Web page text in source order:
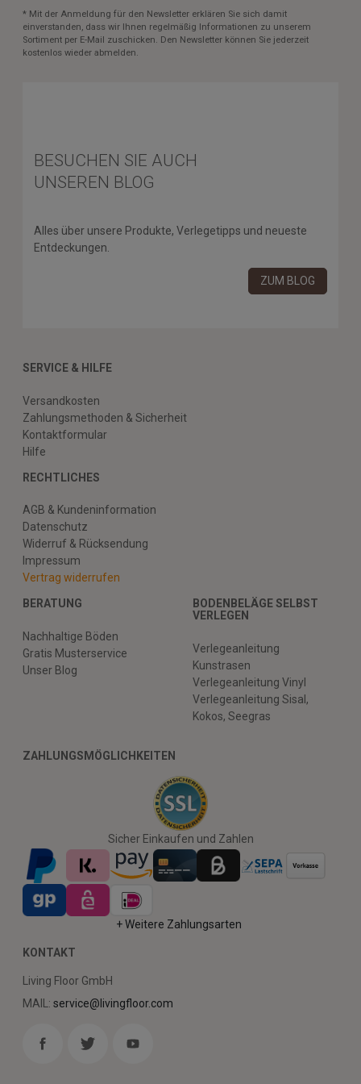
* Mit der Anmeldung für den Newsletter erklären Sie sich damit
einverstanden, dass wir Ihnen regelmäßig Informationen zu unserem
Sortiment per E-Mail zuschicken. Den Newsletter können Sie jederzeit
kostenlos wieder abmelden.
BESUCHEN SIE AUCH
UNSEREN BLOG
Alles über unsere Produkte, Verlegetipps und neueste
Entdeckungen.
ZUM BLOG
SERVICE & HILFE
Versandkosten
Zahlungsmethoden & Sicherheit
Kontaktformular
Hilfe
RECHTLICHES
AGB & Kundeninformation
Datenschutz
Widerruf & Rücksendung
Impressum
Vertrag widerrufen
BERATUNG
Nachhaltige Böden
Gratis Musterservice
Unser Blog
BODENBELÄGE SELBST
VERLEGEN
Verlegeanleitung
Kunstrasen
Verlegeanleitung Vinyl
Verlegeanleitung Sisal,
Kokos, Seegras
ZAHLUNGSMÖGLICHKEITEN
Sicher Einkaufen und Zahlen
+ Weitere Zahlungsarten
KONTAKT
Living Floor GmbH
MAIL: service@livingfloor.com